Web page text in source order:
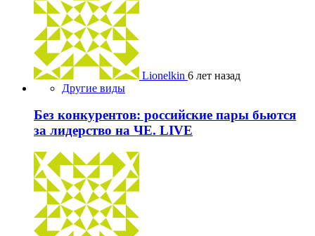
Lionelkin 6 лет назад
Другие виды
Без конкурентов: российские пары бьются
за лидерство на ЧЕ. LIVE